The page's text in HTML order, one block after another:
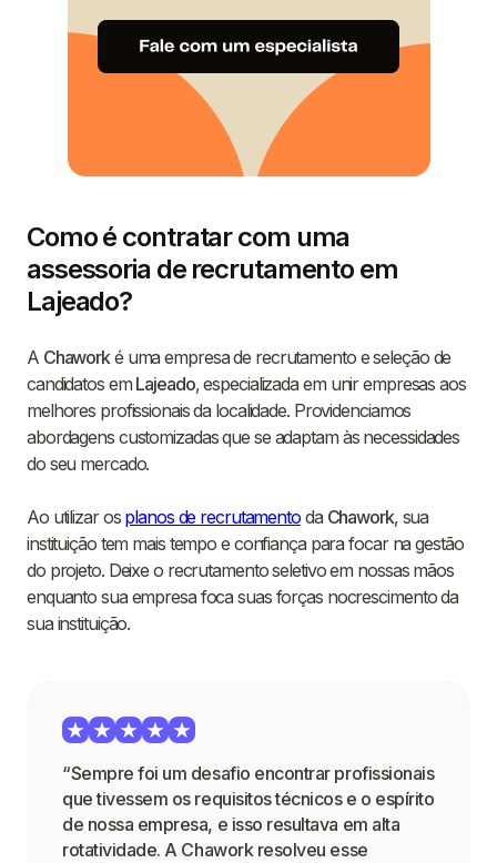
Como é contratar com uma
assessoria de recrutamento em
Lajeado?
A Chaworké uma empresa de recrutamento e seleção de
candidatos em Lajeado, especializada em unir empresas aos
melhores profissionais da localidade. Providenciamos
abordagens customizadas que se adaptam às necessidades
do seu mercado.
Ao utilizar os planos de recrutamentoda Chawork, sua
instituição tem mais tempo e confiança para focar na gestão
do projeto. Deixe o recrutamento seletivo em nossas mãos
enquanto sua empresa foca suas forças nocrescimento da
sua instituição.
“Sempre foi um desafio encontrar profissionais
que tivessem os requisitos técnicos e o espírito
de nossa empresa, e isso resultava em alta
rotatividade. A Chawork resolveu esse